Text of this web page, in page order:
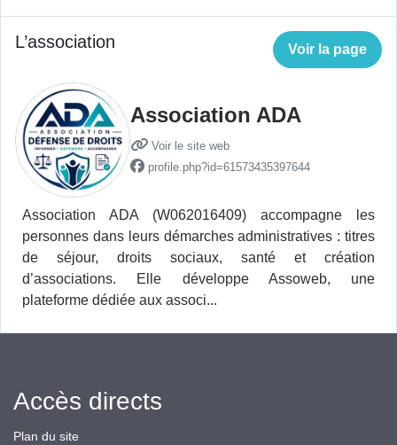
L’association Voir la page
Association ADA
Voir le site web
profile.php?id=61573435397644
Association ADA (W062016409) accompagne les
personnes dans leurs démarches administratives : titres
de séjour, droits sociaux, santé et création
d’associations. Elle développe Assoweb, une
plateforme dédiée aux associ...
Accès directs
Plan du site